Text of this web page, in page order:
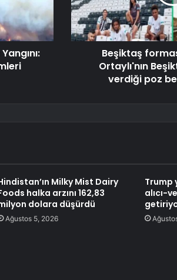
Beşiktaş
Ortaylı'nın
verdiği poz
Milky Mist Dairy
halka arzını 162,83
dolara düşürdü
Ağustos 5, 2026
Trump
alıcı-